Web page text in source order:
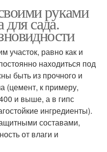
руками
для сада.
участок, равно как и
находиться под
быть из прочного и
(цемент, к примеру,
и выше, а в гипс
ингредиенты).
составами,
от влаги и